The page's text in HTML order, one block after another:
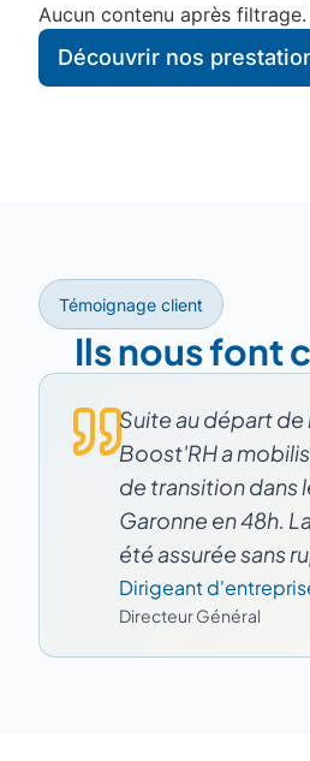
Aucun contenu après filtrage.
Découvrir nos
Témoignage client
Ils nous font
Suite au départ de
Boost'RH a
de transition dans
Garonne en 48h.
été assurée sans
Dirigeant
Directeur Général